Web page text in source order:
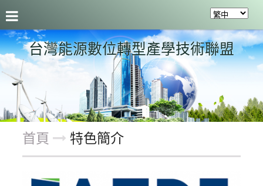
台灣能源數位轉型產學技術聯盟
聯盟介紹 最新活動及成果 會員服務 關於聯盟
首頁 特色簡介